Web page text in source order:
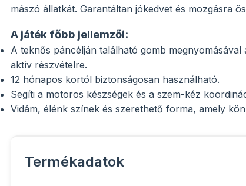
mászó állatkát. Garantáltan jókedvet és mozgásra
A játék főbb jellemzői:
A teknős páncélján található gomb
aktív részvételre.
12 hónapos kortól biztonságosan használható.
Segíti a motoros készségek és a szem-kéz
Vidám, élénk színek és szerethető forma, amely
Termékadatok